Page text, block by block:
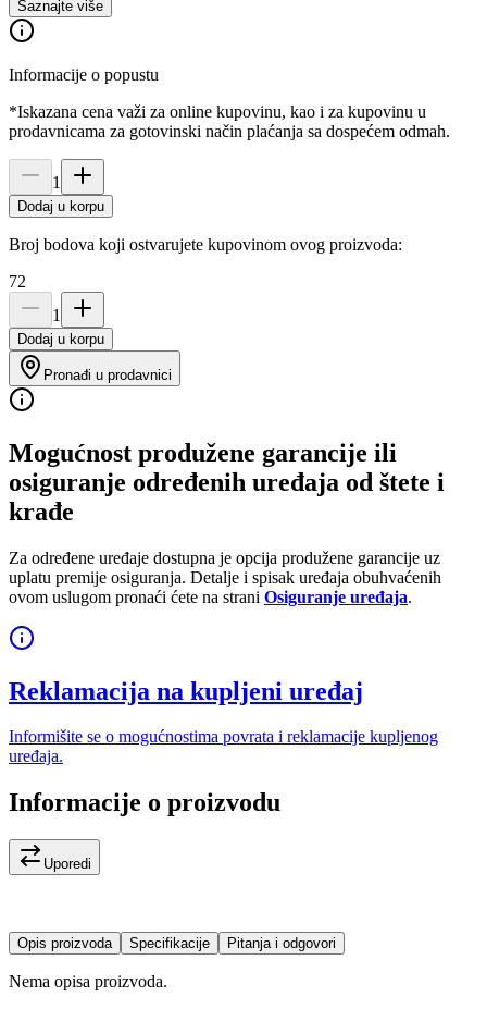
Saznajte više
Informacije o popustu
*Iskazana cena važi za online kupovinu, kao i za kupovinu u
prodavnicama za gotovinski način plaćanja sa dospećem odmah.
1
Dodaj u korpu
Broj bodova koji ostvarujete kupovinom ovog proizvoda:
72
1
Dodaj u korpu
Pronađi u prodavnici
Mogućnost produžene garancije ili
osiguranje određenih uređaja od štete i
krađe
Za određene uređaje dostupna je opcija produžene garancije uz
uplatu premije osiguranja. Detalje i spisak uređaja obuhvaćenih
ovom uslugom pronaći ćete na strani Osiguranje uređaja.
Reklamacija na kupljeni uređaj
Informišite se o mogućnostima povrata i reklamacije kupljenog
uređaja.
Informacije o proizvodu
Uporedi
Opis proizvoda Specifikacije Pitanja i odgovori
Nema opisa proizvoda.